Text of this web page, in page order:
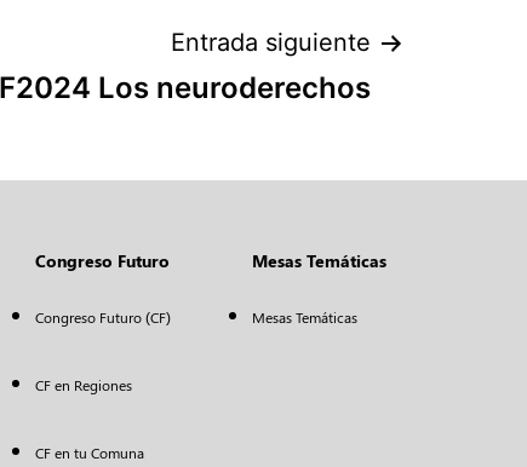
Entrada siguiente
Los neuroderechos
Congreso Futuro
Congreso Futuro (CF)
CF en Regiones
CF en tu Comuna
Mesas Temáticas
Mesas Temáticas